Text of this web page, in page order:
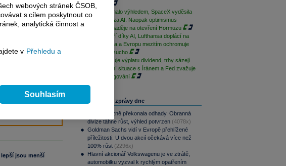
stránku) bez
Plus -
prognózy
více
jsou menší
OpenAI
AMD zklamalo výhledem, SpaceX vyděsila
cenovkou za AI. Naopak optimismus
podporují naděje na otevření Hormuzu
Palantir září díky AI, Lufthansa doplácí na
drahá paliva a Evropu mezitím ochromuje
historické sucho
ČEZ zahajuje výplatu dividend, trhy sázejí
na uklidnění situace s Íránem a Fed zvažuje
změnu fungování
Nejčtenější zprávy dne
CSG výrazně překonala odhady. Obranná
divize táhne růst, výhled potvrzen (4078x)
Goldman Sachs vidí v Evropě přehlížené
příležitosti. U dvou akcií očekává více než
100% růst (2296x)
Hlavní akcionář Volkswagenu je ve ztrátě,
automobilku vyzval k rychlým opatřením
webových stránek ČSOB,
s cílem poskytnout co
analytická činnost a
v Přehledu a
Souhlasím